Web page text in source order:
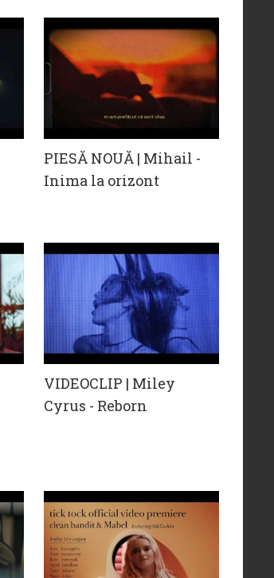
PIESĂ NOUĂ | Mihail -
Inima la orizont
VIDEOCLIP | Miley
Cyrus - Reborn